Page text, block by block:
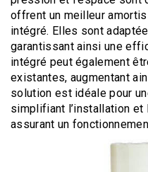
offrent un meilleur
intégré. Elles sont
garantissant ainsi une
intégré peut également
existantes, augmentant
solution est idéale pour
simplifiant l’installation et
assurant un